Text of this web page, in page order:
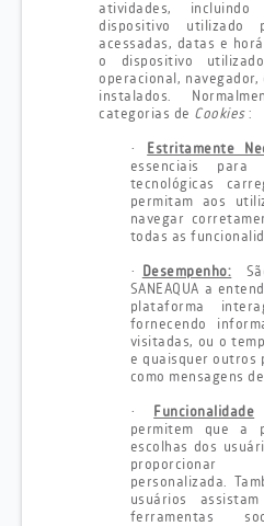
atividades,
dispositivo utilizado
acessadas, datas e
o dispositivo
operacional,
instalados.
categorias de Cookies:
· Estritamente
essenciais
tecnológicas
permitam aos
navegar
todas as
· Desempenho:
SANEAQUA a
plataforma
fornecendo
visitadas, ou o
e quaisquer outros
como mensagens
· Funcionalidade
permitem que a
escolhas dos
proporcionar
personalizada.
usuários
ferramentas